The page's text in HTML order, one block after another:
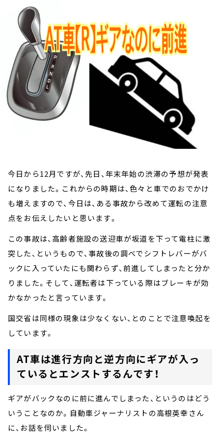
お知らせ
イベント・グッズ
YouTube
会社情報
今日から12月ですが、先日、年末年始の渋滞の予想が発表
になりました。これからの時期は、色々と車でのおでかけ
も増えますので、今日は、ある事故から改めて運転の注意
点をお伝えしたいと思います。
この事故は、高齢者施設の送迎車が坂道を下って電柱に激
突した、というもので、事故後の調べでシフトレバーがバ
ックに入っていたにも関わらず、前進してしまったと分か
りました。そして、運転者は下っている際はブレーキが効
かなかったと言っています。
国交省は同様の現象は少なくない、とのことで注意喚起を
しています。
AT車は進行方向と逆方向にギアが入っ
ているとエンストするんです！
ギアがバックなのに前に進んでしまった、というのはどう
いうことなのか。自動車ジャーナリストの高根英幸さん
に、お話を伺いました。